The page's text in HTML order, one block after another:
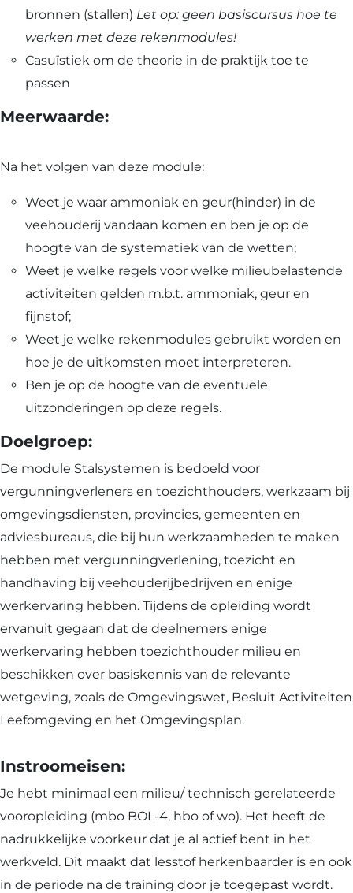
bronnen (stallen) Let op: geen basiscursus hoe te
werken met deze rekenmodules!
Casuïstiek om de theorie in de praktijk toe te
passen
Meerwaarde:
Na het volgen van deze module:
Weet je waar ammoniak en geur(hinder) in de
veehouderij vandaan komen en ben je op de
hoogte van de systematiek van de wetten;
Weet je welke regels voor welke milieubelastende
activiteiten gelden m.b.t. ammoniak, geur en
fijnstof;
Weet je welke rekenmodules gebruikt worden en
hoe je de uitkomsten moet interpreteren.
Ben je op de hoogte van de eventuele
uitzonderingen op deze regels.
Doelgroep:
De module Stalsystemen is bedoeld voor
vergunningverleners en toezichthouders, werkzaam bij
omgevingsdiensten, provincies, gemeenten en
adviesbureaus, die bij hun werkzaamheden te maken
hebben met vergunningverlening, toezicht en
handhaving bij veehouderijbedrijven en enige
werkervaring hebben. Tijdens de opleiding wordt
ervanuit gegaan dat de deelnemers enige
werkervaring hebben toezichthouder milieu en
beschikken over basiskennis van de relevante
wetgeving, zoals de Omgevingswet, Besluit Activiteiten
Leefomgeving en het Omgevingsplan.
Instroomeisen:
Je hebt minimaal een milieu/ technisch gerelateerde
vooropleiding (mbo BOL-4, hbo of wo). Het heeft de
nadrukkelijke voorkeur dat je al actief bent in het
werkveld. Dit maakt dat lesstof herkenbaarder is en ook
in de periode na de training door je toegepast wordt.